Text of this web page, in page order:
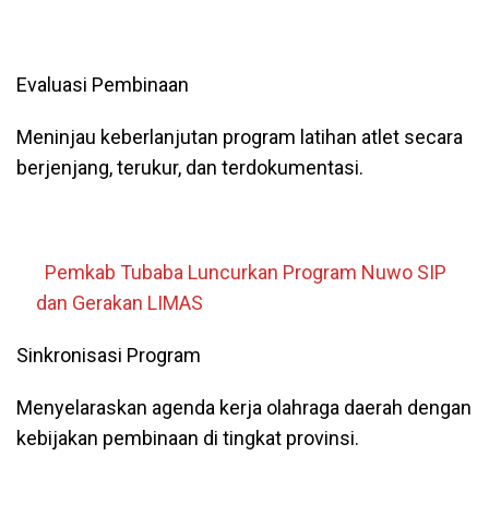
Evaluasi Pembinaan
Meninjau keberlanjutan program latihan atlet secara
berjenjang, terukur, dan terdokumentasi.
Pemkab Tubaba Luncurkan Program Nuwo SIP
dan Gerakan LIMAS
Sinkronisasi Program
Menyelaraskan agenda kerja olahraga daerah dengan
kebijakan pembinaan di tingkat provinsi.